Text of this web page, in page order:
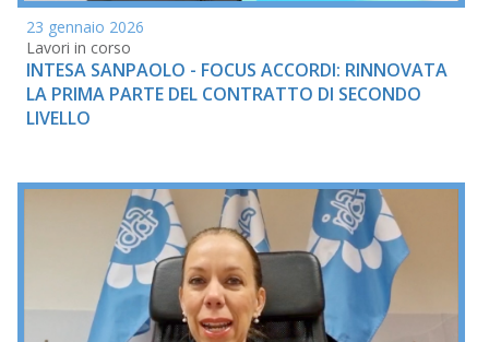
23 gennaio 2026
Lavori in corso
INTESA SANPAOLO - FOCUS ACCORDI: RINNOVATA
LA PRIMA PARTE DEL CONTRATTO DI SECONDO
LIVELLO